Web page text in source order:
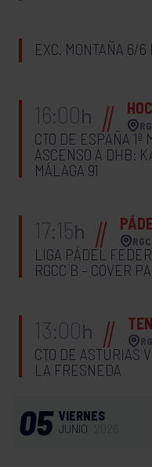
EXC. MONTAÑA 6/6
16:00h
CTO DE ESPAÑA
ASCENSO A DHB:
MÁLAGA 91
17:15h
LIGA PÁDEL
RGCC B – COVER
13:00h
CTO DE ASTURIAS
LA FRESNEDA
05 VIERNES
JUNIO